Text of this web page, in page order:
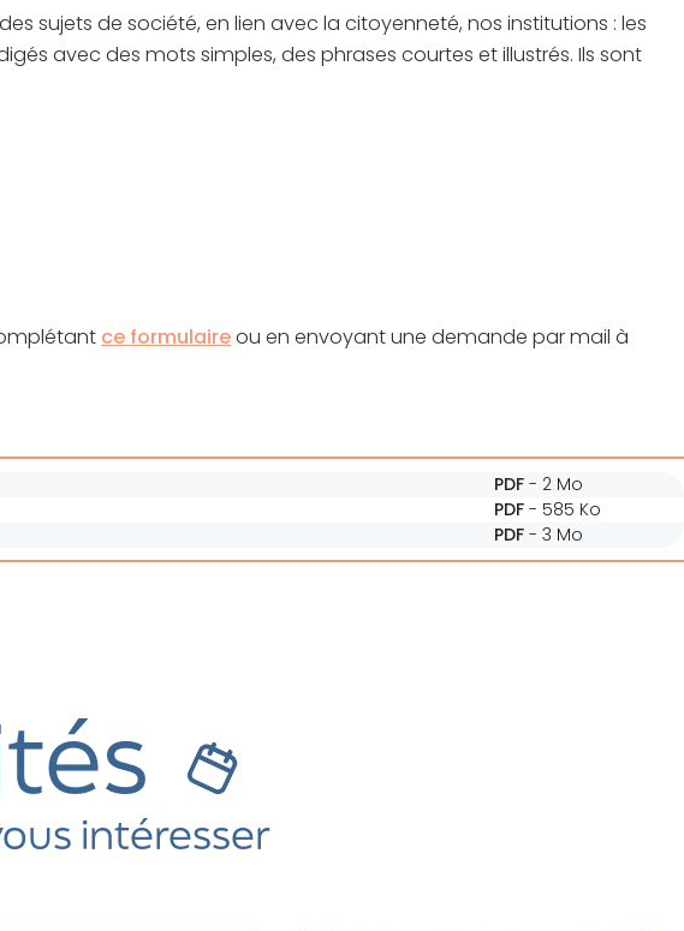
sujets de société, en lien avec la citoyenneté, nos institutions : les
avec des mots simples, des phrases courtes et illustrés. Ils sont
ce formulaireou en envoyant une demande par mail à
PDF - 2 Mo
PDF - 585 Ko
PDF - 3 Mo
intéresser